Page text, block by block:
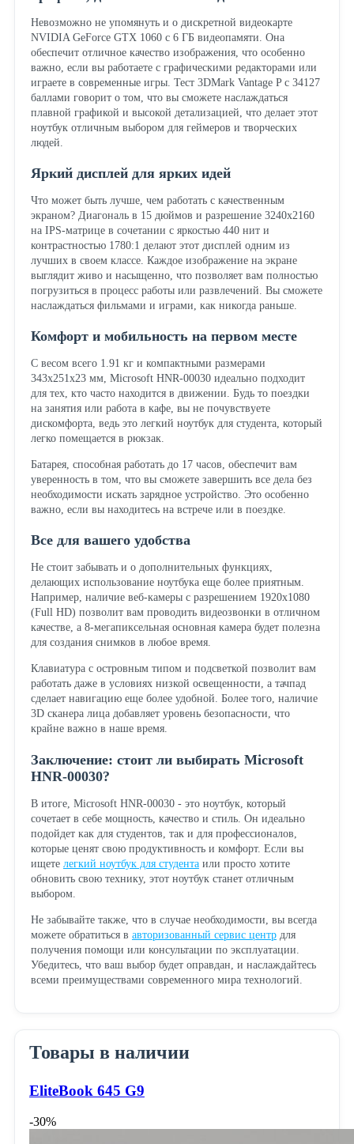
Невозможно не упомянуть и о дискретной видеокарте
NVIDIA GeForce GTX 1060 с 6 ГБ видеопамяти. Она
обеспечит отличное качество изображения, что особенно
важно, если вы работаете с графическими редакторами или
играете в современные игры. Тест 3DMark Vantage P с 34127
баллами говорит о том, что вы сможете наслаждаться
плавной графикой и высокой детализацией, что делает этот
ноутбук отличным выбором для геймеров и творческих
людей.
Яркий дисплей для ярких идей
Что может быть лучше, чем работать с качественным
экраном? Диагональ в 15 дюймов и разрешение 3240x2160
на IPS-матрице в сочетании с яркостью 440 нит и
контрастностью 1780:1 делают этот дисплей одним из
лучших в своем классе. Каждое изображение на экране
выглядит живо и насыщенно, что позволяет вам полностью
погрузиться в процесс работы или развлечений. Вы сможете
наслаждаться фильмами и играми, как никогда раньше.
Комфорт и мобильность на первом месте
С весом всего 1.91 кг и компактными размерами
343x251x23 мм, Microsoft HNR-00030 идеально подходит
для тех, кто часто находится в движении. Будь то поездки
на занятия или работа в кафе, вы не почувствуете
дискомфорта, ведь это легкий ноутбук для студента, который
легко помещается в рюкзак.
Батарея, способная работать до 17 часов, обеспечит вам
уверенность в том, что вы сможете завершить все дела без
необходимости искать зарядное устройство. Это особенно
важно, если вы находитесь на встрече или в поездке.
Все для вашего удобства
Не стоит забывать и о дополнительных функциях,
делающих использование ноутбука еще более приятным.
Например, наличие веб-камеры с разрешением 1920x1080
(Full HD) позволит вам проводить видеозвонки в отличном
качестве, а 8-мегапиксельная основная камера будет полезна
для создания снимков в любое время.
Клавиатура с островным типом и подсветкой позволит вам
работать даже в условиях низкой освещенности, а тачпад
сделает навигацию еще более удобной. Более того, наличие
3D сканера лица добавляет уровень безопасности, что
крайне важно в наше время.
Заключение: стоит ли выбирать Microsoft
HNR-00030?
В итоге, Microsoft HNR-00030 - это ноутбук, который
сочетает в себе мощность, качество и стиль. Он идеально
подойдет как для студентов, так и для профессионалов,
которые ценят свою продуктивность и комфорт. Если вы
ищете легкий ноутбук для студентаили просто хотите
обновить свою технику, этот ноутбук станет отличным
выбором.
Не забывайте также, что в случае необходимости, вы всегда
можете обратиться в авторизованный сервис центрдля
получения помощи или консультации по эксплуатации.
Убедитесь, что ваш выбор будет оправдан, и наслаждайтесь
всеми преимуществами современного мира технологий.
Товары в наличии
EliteBook 645 G9
-30%